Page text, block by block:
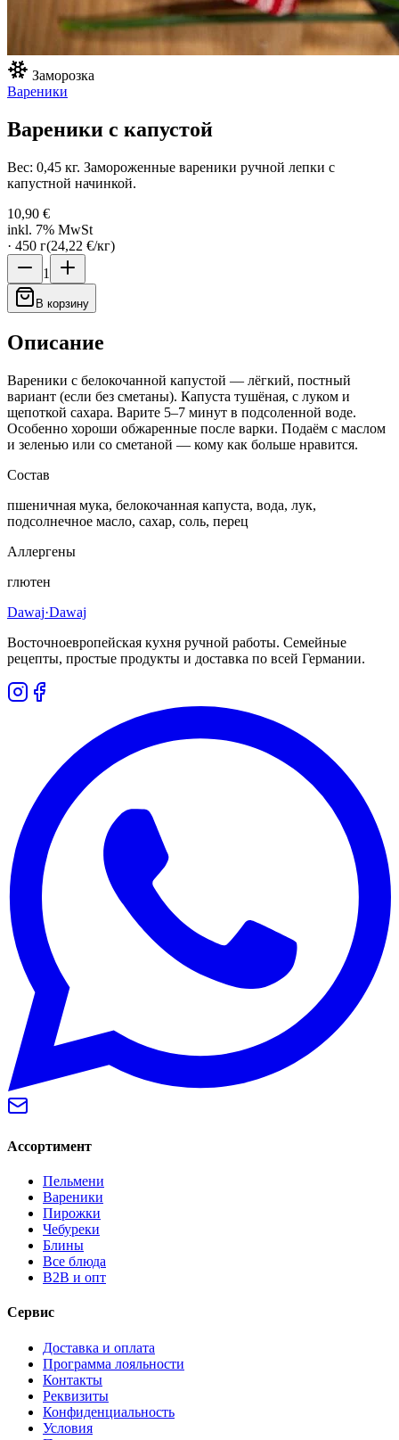
Заморозка
Вареники
Вареники с капустой
Вес: 0,45 кг. Замороженные вареники ручной лепки с
капустной начинкой.
10,90 €
inkl. 7% MwSt
· 450 г(24,22 €/кг)
1
В корзину
Описание
Вареники с белокочанной капустой — лёгкий, постный
вариант (если без сметаны). Капуста тушёная, с луком и
щепоткой сахара. Варите 5–7 минут в подсоленной воде.
Особенно хороши обжаренные после варки. Подаём с маслом
и зеленью или со сметаной — кому как больше нравится.
Состав
пшеничная мука, белокочанная капуста, вода, лук,
подсолнечное масло, сахар, соль, перец
Аллергены
глютен
Dawaj·Dawaj
Восточноевропейская кухня ручной работы. Семейные
рецепты, простые продукты и доставка по всей Германии.
Ассортимент
Пельмени
Вареники
Пирожки
Чебуреки
Блины
Все блюда
B2B и опт
Сервис
Доставка и оплата
Программа лояльности
Контакты
Реквизиты
Конфиденциальность
Условия